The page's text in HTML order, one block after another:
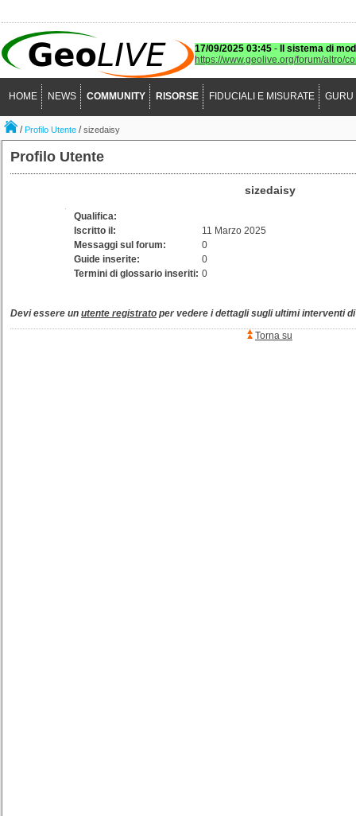
17/09/2025 03:45 -
Il sistema di
https://www.geolive.org/forum/altro/
HOME NEWS COMMUNITY RISORSE FIDUCIALI E MISURATE GURU
/Profilo Utente /sizedaisy
Profilo Utente
sizedaisy
Qualifica:
Iscritto il:
11 Marzo 2025
Messaggi sul forum:
0
Guide inserite:
0
Termini di glossario inseriti: 0
Devi essere un utente registrato per vedere i dettagli sugli ultimi interventi
Torna su